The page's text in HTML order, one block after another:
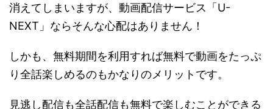
消えてしまいますが、動画配信サービス「U-
NEXT」ならそんな心配はありません！
しかも、無料期間を利用すれば無料で動画をたっぷ
り全話楽しめるのもかなりのメリットです。
見逃し配信も全話配信も無料で楽しむことができる